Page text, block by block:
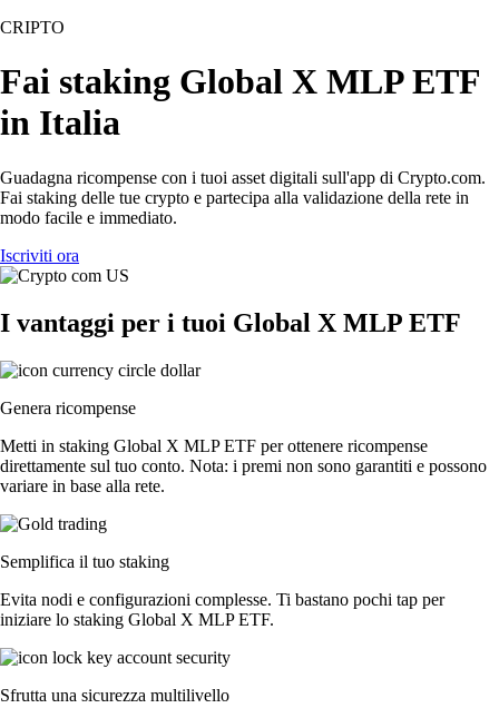
CRIPTO
Fai staking Global X MLP ETF
in Italia
Guadagna ricompense con i tuoi asset digitali sull'app di Crypto.com.
Fai staking delle tue crypto e partecipa alla validazione della rete in
modo facile e immediato.
Iscriviti ora
I vantaggi per i tuoi Global X MLP ETF
Genera ricompense
Metti in staking Global X MLP ETF per ottenere ricompense
direttamente sul tuo conto. Nota: i premi non sono garantiti e possono
variare in base alla rete.
Semplifica il tuo staking
Evita nodi e configurazioni complesse. Ti bastano pochi tap per
iniziare lo staking Global X MLP ETF.
Sfrutta una sicurezza multilivello